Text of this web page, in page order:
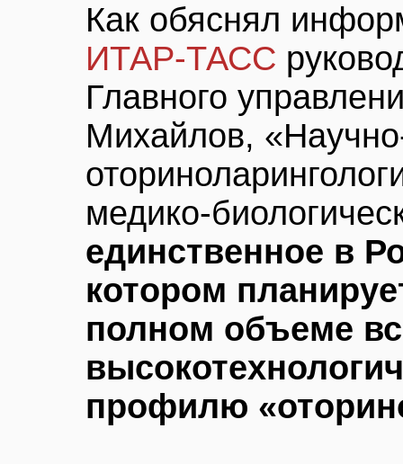
Как обяснял
ИТАР-ТАСС
Главного
Михайлов,
медико-
единственное в
котором
полном объеме
профилю